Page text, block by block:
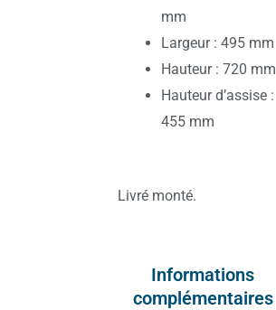
mm
Largeur : 495 mm
Hauteur : 720 mm
Hauteur d’assise :
455 mm
Livré monté.
Informations
complémentaires